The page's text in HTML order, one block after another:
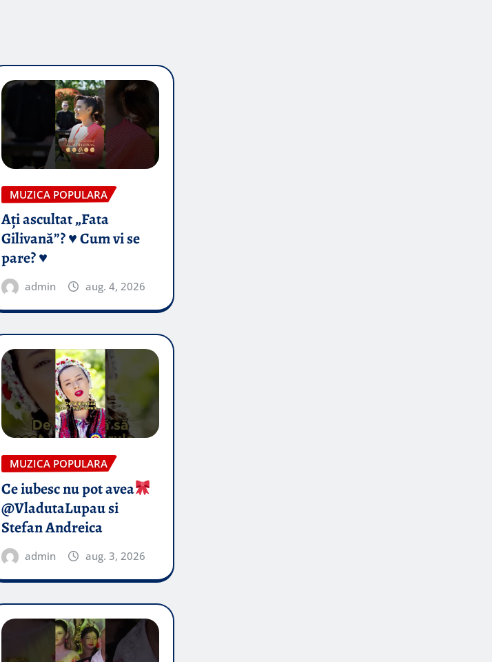
MUZICA POPULARA
Ați ascultat „Fata
Gilivană”? ♥️ Cum vi se
pare? ♥️
admin aug. 4, 2026
MUZICA POPULARA
Ce iubesc nu pot avea
@VladutaLupau si
Stefan Andreica
admin aug. 3, 2026